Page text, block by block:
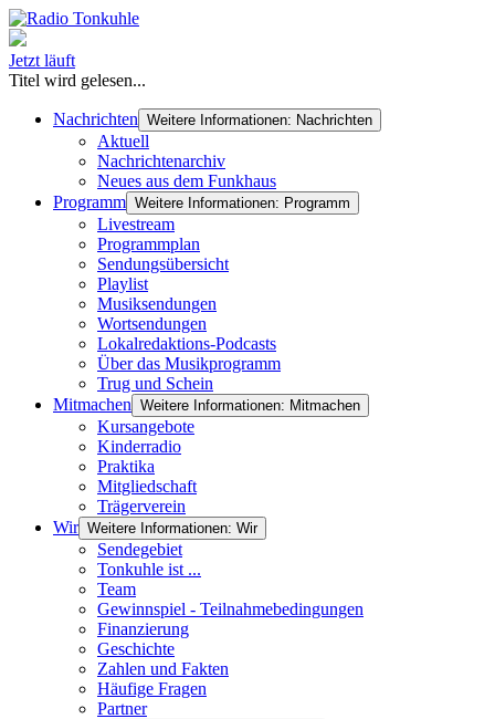
Jetzt läuft
Titel wird gelesen...
Nachrichten Weitere Informationen: Nachrichten
Aktuell
Nachrichtenarchiv
Neues aus dem Funkhaus
Programm Weitere Informationen: Programm
Livestream
Programmplan
Sendungsübersicht
Playlist
Musiksendungen
Wortsendungen
Lokalredaktions-Podcasts
Über das Musikprogramm
Trug und Schein
Mitmachen Weitere Informationen: Mitmachen
Kursangebote
Kinderradio
Praktika
Mitgliedschaft
Trägerverein
Wir Weitere Informationen: Wir
Sendegebiet
Tonkuhle ist ...
Team
Gewinnspiel - Teilnahmebedingungen
Finanzierung
Geschichte
Zahlen und Fakten
Häufige Fragen
Partner